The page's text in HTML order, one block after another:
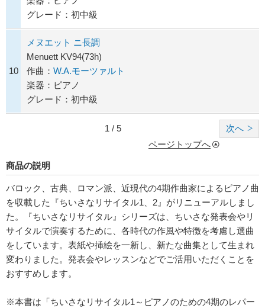
グレード：初中級
10
メヌエット ニ長調
Menuett KV94(73h)
作曲： W.A.モーツァルト
楽器：ピアノ
グレード：初中級
次へ
1 / 5
ページトップへ
商品の説明
バロック、古典、ロマン派、近現代の4期作曲家によるピアノ曲
を収載した『ちいさなリサイタル1、2』がリニューアルしまし
た。『ちいさなリサイタル』シリーズは、ちいさな発表会やリ
サイタルで演奏するために、各時代の作風や特徴を考慮し選曲
をしています。表紙や挿絵を一新し、新たな曲集として生まれ
変わりました。発表会やレッスンなどでご活用いただくことを
おすすめします。
※本書は「ちいさなリサイタル1～ピアノのための4期のレパー